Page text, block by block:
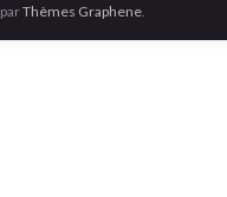
parThèmes Graphene